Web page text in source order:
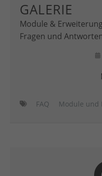
GALERIE
Module &
Fragen und
FAQ Module und